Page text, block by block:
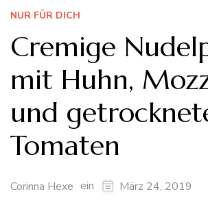
NUR FÜR DICH
Cremige
mit Huhn,
und
Tomaten
Corinna Hexe ein März 24, 2019